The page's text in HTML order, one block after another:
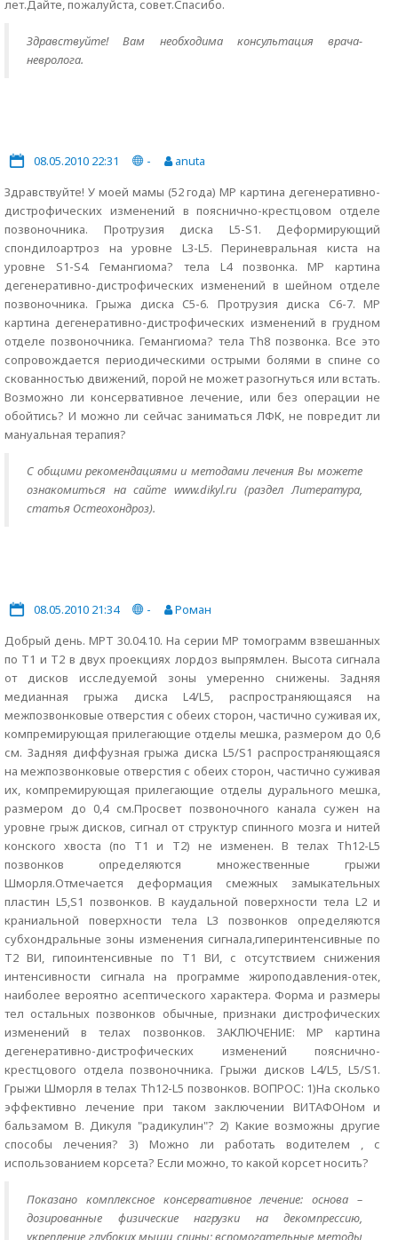
лет.Дайте, пожалуйста, совет.Спасибо.
Здравствуйте! Вам необходима консультация врача-
невролога.
08.05.2010 22:31 -
anuta
Здравствуйте! У моей мамы (52 года) МР картина дегенеративно-
дистрофических изменений в пояснично-крестцовом отделе
позвоночника. Протрузия диска L5-S1. Деформирующий
спондилоартроз на уровне L3-L5. Периневральная киста на
уровне S1-S4. Гемангиома? тела L4 позвонка. МР картина
дегенеративно-дистрофических изменений в шейном отделе
позвоночника. Грыжа диска C5-6. Протрузия диска C6-7. МР
картина дегенеративно-дистрофических изменений в грудном
отделе позвоночника. Гемангиома? тела Th8 позвонка. Все это
сопровождается периодическими острыми болями в спине со
скованностью движений, порой не может разогнуться или встать.
Возможно ли консервативное лечение, или без операции не
обойтись? И можно ли сейчас заниматься ЛФК, не повредит ли
мануальная терапия?
С общими рекомендациями и методами лечения Вы можете
ознакомиться на сайте www.dikyl.ru (раздел Литература,
статья Остеохондроз).
08.05.2010 21:34 -
Роман
Добрый день. МРТ 30.04.10. На серии МР томограмм взвешанных
по Т1 и Т2 в двух проекциях лордоз выпрямлен. Высота сигнала
от дисков исследуемой зоны умеренно снижены. Задняя
медианная грыжа диска L4/L5, распространяющаяся на
межпозвонковые отверстия с обеих сторон, частично суживая их,
компремирующая прилегающие отделы мешка, размером до 0,6
см. Задняя диффузная грыжа диска L5/S1 распространяющаяся
на межпозвонковые отверстия с обеих сторон, частично суживая
их, компремирующая прилегающие отделы дурального мешка,
размером до 0,4 см.Просвет позвоночного канала сужен на
уровне грыж дисков, сигнал от структур спинного мозга и нитей
конского хвоста (по Т1 и Т2) не изменен. В телах Th12-L5
позвонков определяются множественные грыжи
Шморля.Отмечается деформация смежных замыкательных
пластин L5,S1 позвонков. В каудальной поверхности тела L2 и
краниальной поверхности тела L3 позвонков определяются
субхондральные зоны изменения сигнала,гиперинтенсивные по
Т2 ВИ, гипоинтенсивные по Т1 ВИ, с отсутствием снижения
интенсивности сигнала на программе жироподавления-отек,
наиболее вероятно асептического характера. Форма и размеры
тел остальных позвонков обычные, признаки дистрофических
изменений в телах позвонков. ЗАКЛЮЧЕНИЕ: МР картина
дегенеративно-дистрофических изменений пояснично-
крестцового отдела позвоночника. Грыжи дисков L4/L5, L5/S1.
Грыжи Шморля в телах Th12-L5 позвонков. ВОПРОС: 1)На сколько
эффективно лечение при таком заключении ВИТАФОНом и
бальзамом В. Дикуля "радикулин"? 2) Какие возможны другие
способы лечения? 3) Можно ли работать водителем , с
использованием корсета? Если можно, то какой корсет носить?
Показано комплексное консервативное лечение: основа –
дозированные физические нагрузки на декомпрессию,
укрепление глубоких мышц спины; вспомогательные методы